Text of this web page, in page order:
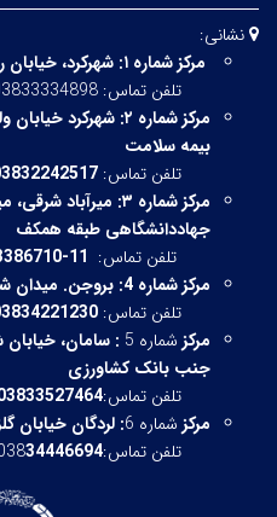
نشانی:
مرکز شماره ۱:
شهرکرد، خیابان
تلفن تماس: 03833334898
مرکز شماره ۲:
شهرکرد خیابان
بیمه سلامت
تلفن تماس:
مرکز شماره ۳:
میرآباد شرقی،
جهاددانشگاهی طبقه همکف
تلفن تماس:
مرکز شماره 4: بروجن. میدان شهرداری
تلفن تماس:
مرکز شماره 5 : سامان، خیابان
جنب بانک کشاورزی
تلفن تماس:
مرکز شماره 6 : لردگان خیابان
تلفن تماس:03834446694 - 03834446693